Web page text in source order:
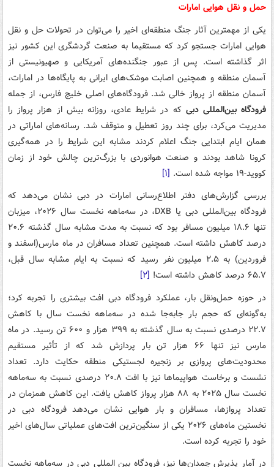
حمل و نقل هوایی امارات
یکی از مهمترین آثار جنگ منطقه‌ای اخیر را می‌توان در تحولات حل و نقل
هوایی امارات جستجو کرد که مستقیما به صنعت گردشگری این کشور نیز
اثر گذاشته است. پس از عبور جنگنده‌های آمریکایی و صهیونیستی از
آسمان منطقه و همچنین اصابت موشک‌های ایرانی به پایگاه‌ها در امارات،
آسمان منطقه از پرواز خالی شد. فرودگاه‌های اصلی خلیج فارس، از جمله
فرودگاه بین‌المللی دبی که در شرایط عادی، روزانه بیش از هزار پرواز را
مدیریت می‌کرد، برای چند روز تعطیل و متوقف شد. رسانه‌های اماراتی در
همان ایام ابتدایی جنگ اعلام کردند مشابه این شرایط را در همه‌گیری
کرونا شاهد بودند و صنعت هوانوردی با بزرگ‌ترین چالش خود از زمان
کووید-۱۹ مواجه شده است.
[۱]
بررسی گزارش‌های دفتر اطلاع‌رسانی امارات در دبی نشان می‌دهد که
فرودگاه بین‌المللی دبی یا DXB، در سه‌ماهه نخست سال ۲۰۲۶، میزبان
تنها ۱۸.۶ میلیون مسافر بود که نسبت به مدت مشابه سال گذشته ۲۰.۶
درصد کاهش داشته است. همچنین تعداد مسافران در ماه مارس(اسفند و
فروردین) به ۲.۵ میلیون نفر رسید که نسبت به ایام مشابه سال قبل،
۶۵.۷ درصد کاهش داشته است!
[۲]
در حوزه حمل‌ونقل بار، عملکرد فرودگاه دبی افت بیشتری را تجربه کرد؛
به‌گونه‌ای که حجم بار جابه‌جا شده در سه‌ماهه نخست سال با کاهش
۲۲.۷ درصدی نسبت به سال گذشته به ۳۹۹ هزار و ۶۰۰ تن رسید. در ماه
مارس نیز تنها ۶۶ هزار تن بار پردازش شد که از تأثیر مستقیم
محدودیت‌های پروازی بر زنجیره لجستیکی منطقه حکایت دارد. تعداد
نشست و برخاست هواپیماها نیز با افت ۲۰.۸ درصدی نسبت به سه‌ماهه
نخست سال ۲۰۲۵ به ۸۸ هزار پرواز کاهش یافت. این کاهش همزمان در
تعداد پروازها، مسافران و بار هوایی نشان می‌دهد فرودگاه دبی در
نخستین ماه‌های ۲۰۲۶ یکی از سنگین‌ترین افت‌های عملیاتی سال‌های اخیر
خود را تجربه کرده است.
در آمار پذیرش چمدان‌ها نیز، فرودگاه بین المللی دبی در سه‌ماهه نخست